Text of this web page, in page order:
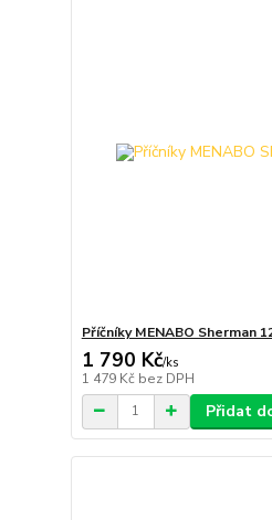
Příčníky MENABO Sherman
1 790 Kč/ks
1 479 Kč bez DPH
Přidat